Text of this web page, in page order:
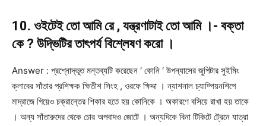
10. ওইটেই তো আমি রে , যন্ত্রণাটাই তো আমি ।- বক্তা
কে ? উদ্ভিটির তাৎপর্য বিশ্লেষণ করো ।
Answer : প্রশ্নোদ্ভূত মন্তব্যটি করেছেন ‘ কোনি ‘ উপন্যাসের জুপিটার সুইমিং
ক্লাবের সাঁতার প্রশিক্ষক ক্ষিতীশ সিংহ , ওরফে ক্ষিদ্দা । ন্যাশনাল চ্যাম্পিয়নশিপে
মাদ্রাজে গিয়েও চক্রান্তের শিকার হতে হয় কোনিকে । অকারণে বসিয়ে রাখা হয় তাকে
। অন্য সাঁতারুদের থেকে চোর অপবাদও জোটে । অন্যদিকে বিনা টিকিটে ট্রেনে যাত্রা